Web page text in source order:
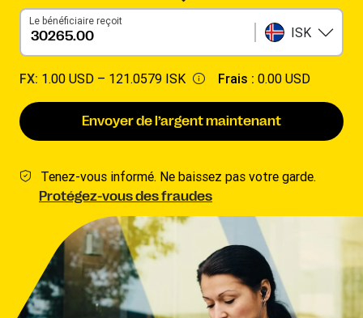
Le bénéficiaire reçoit
ISK
FX: 1.00 USD – 121.0579 ISK Frais : 0.00 USD
Envoyer de l’argent maintenant
Tenez-vous informé. Ne baissez pas votre garde.
Protégez-vous des fraudes